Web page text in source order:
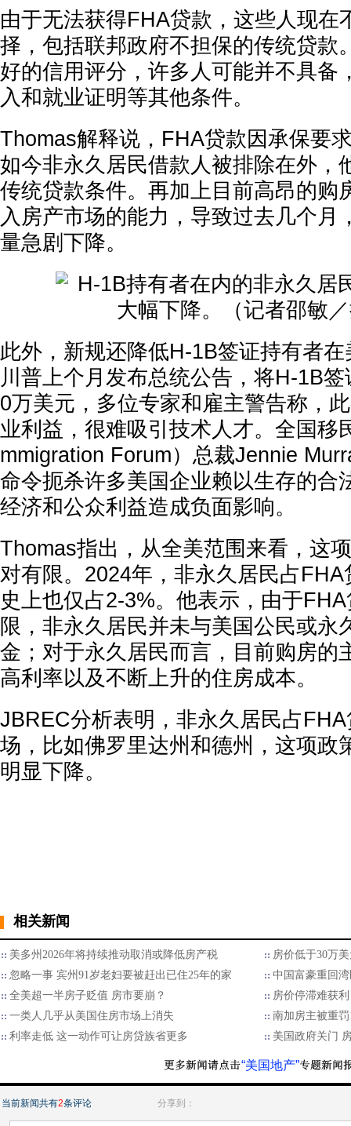
由于无法获得FHA贷款，这些人现在
择，包括联邦政府不担保的传统贷款
好的信用评分，许多人可能并不具备
入和就业证明等其他条件。
Thomas解释说，FHA贷款因承保要
如今非永久居民借款人被排除在外，
传统贷款条件。再加上目前高昂的购
入房产市场的能力，导致过去几个月
量急剧下降。
此外，新规还降低H-1B签证持有者
川普上个月发布总统公告，将H-1B
0万美元，多位专家和雇主警告称，
业利益，很难吸引技术人才。全国移
mmigration Forum）总裁Jennie
命令扼杀许多美国企业赖以生存的合
经济和公众利益造成负面影响。
Thomas指出，从全美范围来看，这
对有限。2024年，非永久居民占
史上也仅占2-3%。他表示，由于
限，非永久居民并未与美国公民或永
金；对于永久居民而言，目前购房的
高利率以及不断上升的住房成本。
JBREC分析表明，非永久居民占
场，比如佛罗里达州和德州，这项政
明显下降。
相关新闻
美多州2026年将持续推动取消或降低房产税
房价低于30万
忽略一事 宾州91岁老妇要被赶出已住25年的家
中国富豪重回
全美超一半房子贬值 房市要崩？
房价停滞难获
一类人几乎从美国住房市场上消失
南加房主被重
利率走低 这一动作可让房贷族省更多
美国政府关门
“美国地产”
当前新闻共有2条评论 分享到：